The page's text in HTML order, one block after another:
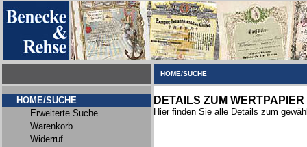
HOME/SUCHE
HOME/SUCHE
Erweiterte Suche
Warenkorb
Widerruf
DETAILS ZUM WERTPAPIER
Hier finden Sie alle Details zum